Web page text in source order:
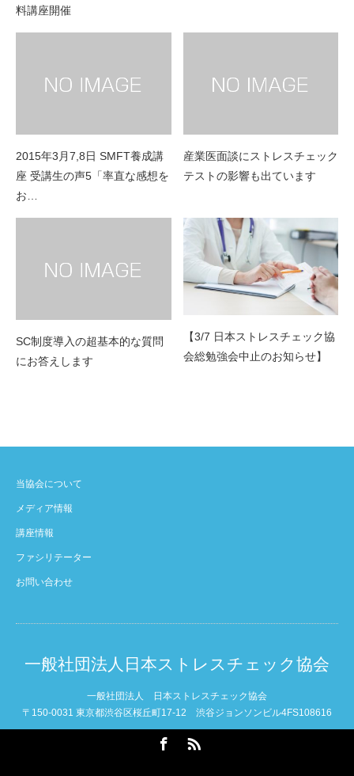
料講座開催
2015年3月7,8日 SMFT養成講
座 受講生の声5「率直な感想を
お…
産業医面談にストレスチェック
テストの影響も出ています
SC制度導入の超基本的な質問
にお答えします
【3/7 日本ストレスチェック協
会総勉強会中止のお知らせ】
当協会について
メディア情報
講座情報
ファシリテーター
お問い合わせ
一般社団法人日本ストレスチェック協会
一般社団法人 日本ストレスチェック協会
〒150-0031 東京都渋谷区桜丘町17-12 渋谷ジョンソンビル4FS108616